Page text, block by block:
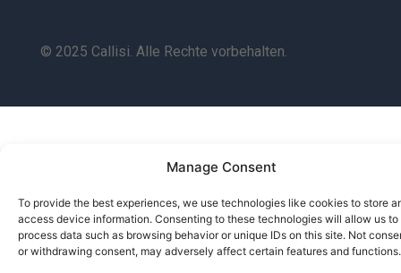
Manage Consent
To provide the best experiences, we use technologies like cookies to store
access device information. Consenting to these technologies will allow us to
process data such as browsing behavior or unique IDs on this site. Not
or withdrawing consent, may adversely affect certain features and functions.
© 2025 Callisi. Alle Rechte vorbehalten.